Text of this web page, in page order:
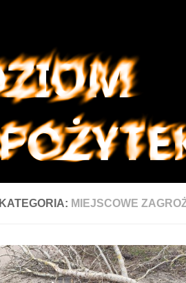
KATEGORIA: MIEJSCOWE